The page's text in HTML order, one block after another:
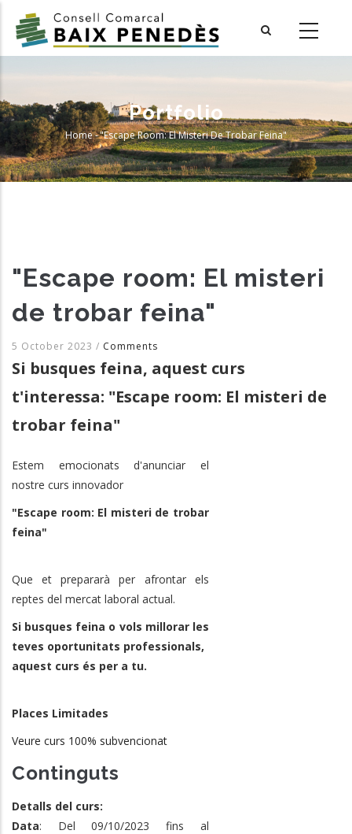
main
Portfolio
Breadcrumb
Home-"Escape Room: El Misteri De Trobar Feina"
"Escape room: El misteri
de trobar feina"
5 October 2023 / Comments
Si busques feina, aquest curs
t'interessa: "Escape room: El misteri de
trobar feina"
Estem emocionats d'anunciar el
nostre curs innovador
"Escape room: El misteri de trobar
feina"
Que et prepararà per afrontar els
reptes del mercat laboral actual.
Si busques feina o vols millorar les
teves oportunitats professionals,
aquest curs és per a tu.
Places Limitades
Veure curs 100% subvencionat
Continguts
Detalls del curs:
Data: Del 09/10/2023 fins al